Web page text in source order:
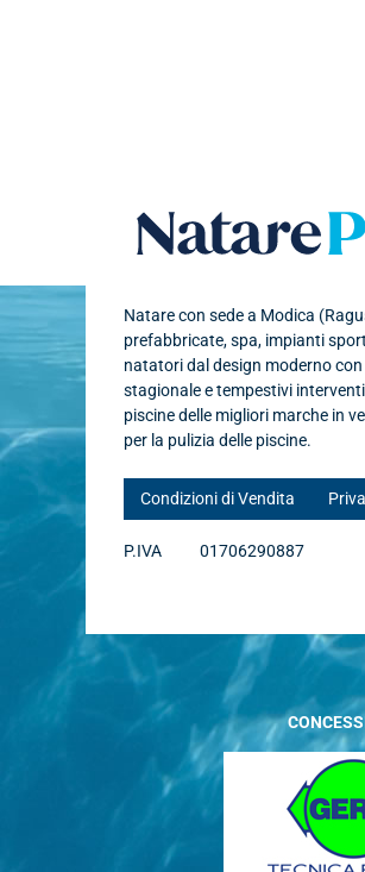
Natare con sede a Modica
prefabbricate, spa, impianti
natatori dal design moderno
stagionale e tempestivi
piscine delle migliori marche in
per la pulizia delle piscine.
Condizioni di Vendita
P.IVA 01706290887